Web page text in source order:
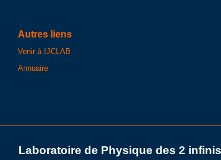
Autres liens
Venir à IJCLAB
Annuaire
Laboratoire de Physique des 2